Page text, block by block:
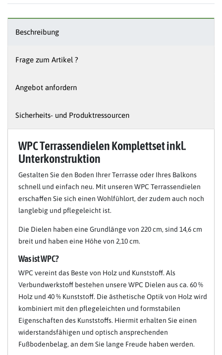
Beschreibung
Frage zum Artikel ?
Angebot anfordern
Sicherheits- und Produktressourcen
WPC Terrassendielen Komplettset inkl.
Unterkonstruktion
Gestalten Sie den Boden Ihrer Terrasse oder Ihres Balkons
schnell und einfach neu. Mit unseren WPC Terrassendielen
erschaffen Sie sich einen Wohlfühlort, der zudem auch noch
langlebig und pflegeleicht ist.
Die Dielen haben eine Grundlänge von 220 cm, sind 14,6 cm
breit und haben eine Höhe von 2,10 cm.
Was ist WPC?
WPC vereint das Beste von Holz und Kunststoff. Als
Verbundwerkstoff bestehen unsere WPC Dielen aus ca. 60 %
Holz und 40 % Kunststoff. Die ästhetische Optik von Holz wird
kombiniert mit den pflegeleichten und formstabilen
Eigenschaften des Kunststoffs. Hiermit erhalten Sie einen
widerstandsfähigen und optisch ansprechenden
Fußbodenbelag, an dem Sie lange Freude haben werden.